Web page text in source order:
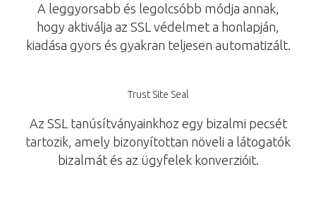
A leggyorsabb és legolcsóbb módja annak,
hogy aktiválja az SSL védelmet a honlapján,
kiadása gyors és gyakran teljesen automatizált.
Trust Site Seal
Az SSL tanúsítványainkhoz egy bizalmi pecsét
tartozik, amely bizonyítottan növeli a látogatók
bizalmát és az ügyfelek konverzióit.